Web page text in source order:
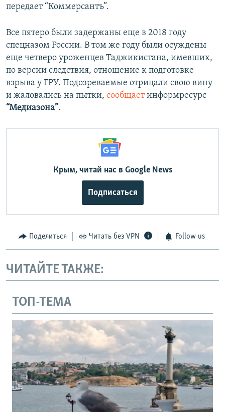
передает “Коммерсантъ”.
Все пятеро были задержаны еще в 2018 году
спецназом России. В том же году были осуждены
еще четверо уроженцев Таджикистана, имевших,
по версии следствия, отношение к подготовке
взрыва у ГРУ. Подозреваемые отрицали свою вину
и жаловались на пытки, сообщаетинформресурс
“Медиазона”.
Крым, читай нас в Google News
Подписаться
Поделиться Читать без VPN Follow us
ЧИТАЙТЕ ТАКЖЕ:
ТОП-ТЕМА